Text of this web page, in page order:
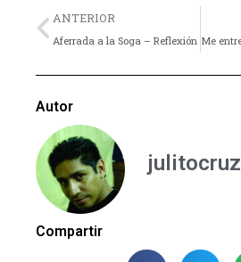
Previo
ANTERIOR
Aferrada a la Soga – Reflexión
Autor
julitocruz
Compartir